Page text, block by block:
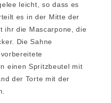
leicht, so dass es
es in der Mitte der
ihr die Mascarpone, die
Die Sahne
einen Spritzbeutel mit
der Torte mit der